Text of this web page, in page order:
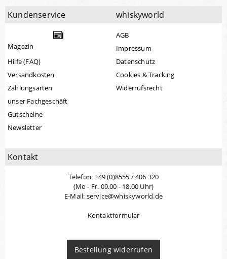
Kundenservice
Magazin
Hilfe (FAQ)
Versandkosten
Zahlungsarten
unser Fachgeschäft
Gutscheine
Newsletter
whiskyworld
AGB
Impressum
Datenschutz
Cookies & Tracking
Widerrufsrecht
Kontakt
Telefon: +49 (0)8555 / 406 320
(Mo - Fr. 09.00 - 18.00 Uhr)
E-Mail: service@whiskyworld.de
Kontaktformular
Bestellung widerrufen